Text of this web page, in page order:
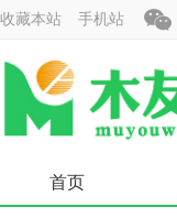
收藏本站 手机站
首页